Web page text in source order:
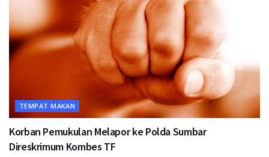
TEMPAT MAKAN
Korban Pemukulan Melapor ke Polda Sumbar
Direskrimum Kombes TF